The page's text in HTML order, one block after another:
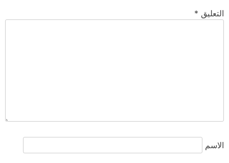
التعليق *
الاسم